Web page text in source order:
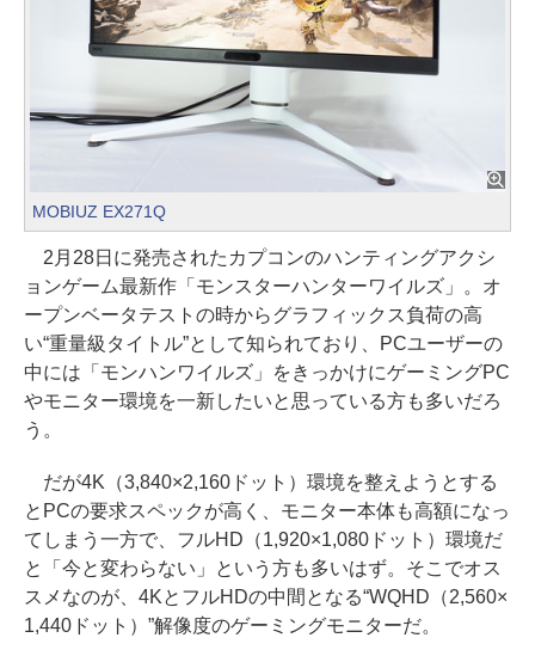
MOBIUZ EX271Q
2月28日に発売されたカプコンのハンティングアクシ
ョンゲーム最新作「モンスターハンターワイルズ」。オ
ープンベータテストの時からグラフィックス負荷の高
い“重量級タイトル”として知られており、PCユーザーの
中には「モンハンワイルズ」をきっかけにゲーミングPC
やモニター環境を一新したいと思っている方も多いだろ
う。
だが4K（3,840×2,160ドット）環境を整えようとする
とPCの要求スペックが高く、モニター本体も高額になっ
てしまう一方で、フルHD（1,920×1,080ドット）環境だ
と「今と変わらない」という方も多いはず。そこでオス
スメなのが、4KとフルHDの中間となる“WQHD（2,560×
1,440ドット）”解像度のゲーミングモニターだ。